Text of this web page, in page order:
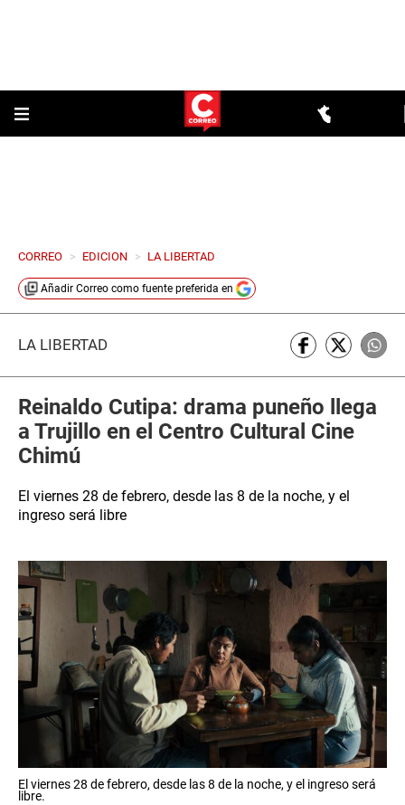
CORREO > EDICION > LA LIBERTAD
Añadir Correo como fuente preferida en
LA LIBERTAD
Reinaldo Cutipa: drama puneño llega
a Trujillo en el Centro Cultural Cine
Chimú
El viernes 28 de febrero, desde las 8 de la noche, y el
ingreso será libre
El viernes 28 de febrero, desde las 8 de la noche, y el ingreso será
libre.